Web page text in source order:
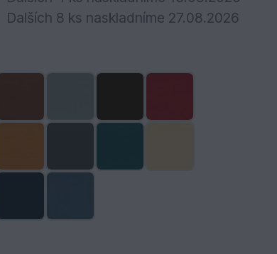
Dalších 8 ks naskladníme 27.08.2026